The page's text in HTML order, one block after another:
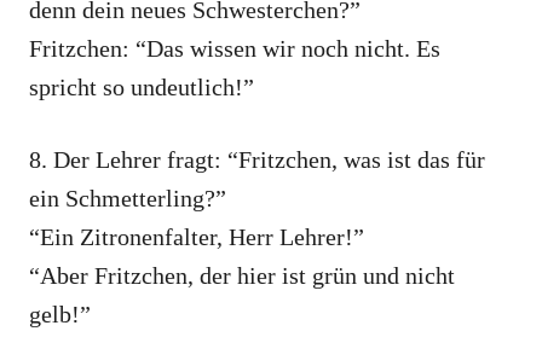
denn dein neues Schwesterchen?”
Fritzchen: “Das wissen wir noch nicht. Es
spricht so undeutlich!”
8. Der Lehrer fragt: “Fritzchen, was ist das für
ein Schmetterling?”
“Ein Zitronenfalter, Herr Lehrer!”
“Aber Fritzchen, der hier ist grün und nicht
gelb!”